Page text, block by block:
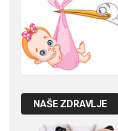
NAŠE ZDRAVLJE